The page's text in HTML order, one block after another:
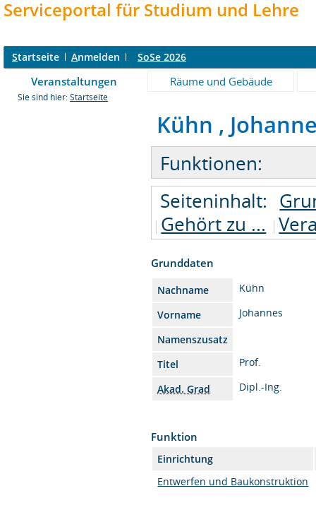
Serviceportal für Studium und Lehre
Startseite Anmelden SoSe 2026
Veranstaltungen Räume und Gebäude
Sie sind hier: Startseite
Kühn ,
Funktionen:
Seiteninhalt:
Gehört zu ...
Grunddaten
Nachname
Kühn
Vorname
Johannes
Namenszusatz
Titel
Prof.
Akad. Grad
Dipl.-Ing.
Funktion
Einrichtung
Entwerfen und Baukonstruktion